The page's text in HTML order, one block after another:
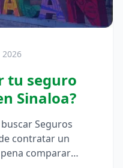
2026
tu seguro
Sinaloa?
Seguros
contratar un
comparar